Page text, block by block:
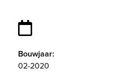
Bouwjaar:
02-2020